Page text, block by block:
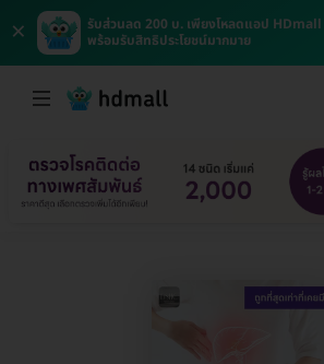
×
รับส่วนลด 200 บ. เพียงโหลดแอป
พร้อมรับสิทธิประโยชน์มากมาย